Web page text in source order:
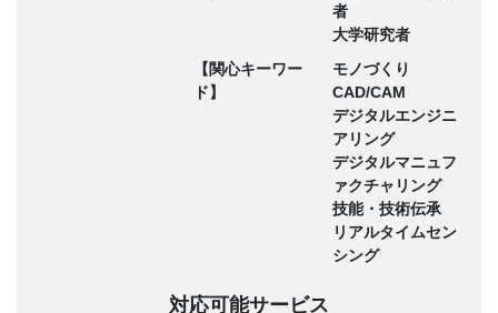
者
大学研究者
【関心キーワー
ド】
モノづくり
CAD/CAM
デジタルエンジニ
アリング
デジタルマニュフ
ァクチャリング
技能・技術伝承
リアルタイムセン
シング
対応可能サービス